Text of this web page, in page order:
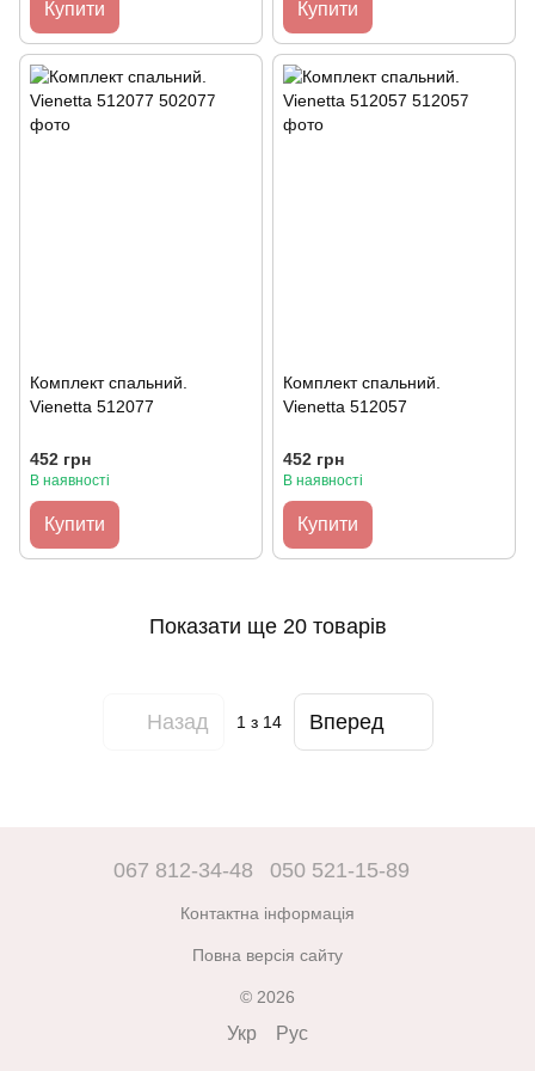
Купити Купити
Комплект спальний.
Vienetta 512077
452 грн
В наявності
Купити
Комплект спальний.
Vienetta 512057
452 грн
В наявності
Купити
Показати ще 20 товарів
Назад 1 з 14 Вперед
067 812-34-48 050 521-15-89
Контактна інформація
Повна версія сайту
© 2026
Укр Рус